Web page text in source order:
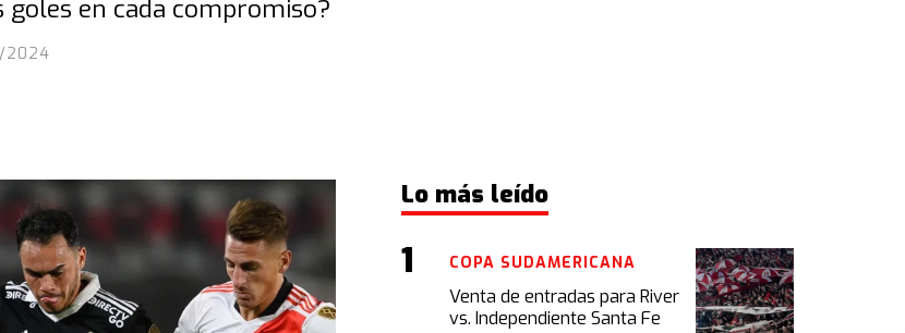
en cada compromiso?
2024
Lo más leído
Venta de entradas para River
vs. Independiente Santa Fe
COPA SUDAMERICANA